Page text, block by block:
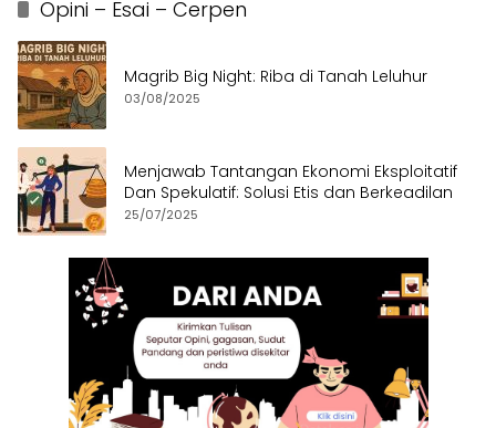
Opini – Esai – Cerpen
Magrib Big Night: Riba di Tanah Leluhur
03/08/2025
Menjawab Tantangan Ekonomi Eksploitatif
Dan Spekulatif: Solusi Etis dan Berkeadilan
25/07/2025